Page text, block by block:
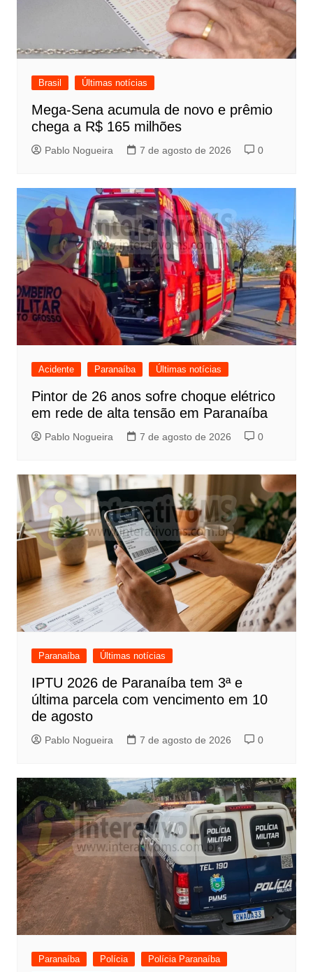
Brasil Últimas notícias
Mega-Sena acumula de novo e prêmio
chega a R$ 165 milhões
Pablo Nogueira 7 de agosto de 2026 0
Acidente Paranaíba Últimas notícias
Pintor de 26 anos sofre choque elétrico
em rede de alta tensão em Paranaíba
Pablo Nogueira 7 de agosto de 2026 0
Paranaíba Últimas notícias
IPTU 2026 de Paranaíba tem 3ª e
última parcela com vencimento em 10
de agosto
Pablo Nogueira 7 de agosto de 2026 0
Paranaíba Polícia
Polícia Paranaíba